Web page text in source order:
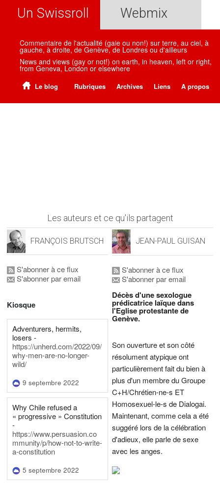
Un Swissroll Webmix
Commentaire de l'actualité (gaie ou non!) sur terre, au ciel, à
gauche, à droite, de Genève, de Londres ou d'ailleurs
News and views (gay or not!) on earth, in heaven, left or right,
from Geneva, London or elsewhere
Le blog Rubriques Archives Liens A propos
Les auteurs et ce qu'ils partagent
FRANÇOIS BRUTSCH
S'abonner à ce flux
S'abonner par email
Kiosque
Adventurers, hermits,
losers -
https://unherd.com/2022/09/
why-men-are-no-longer-
wild/
9 septembre 2022
Why Chile refused a
« progressive » Constitution
-
https://www.persuasion.co
mmunity/p/how-not-to-write-
a-constitution
5 septembre 2022
JEAN-PAUL GUISAN
S'abonner à ce flux
S'abonner par email
Décès d'une sexologue
prédicatrice laïque dans
l'Eglise protestante de
Genève.
Son ouverture et son côté
résolument atypique ont
particulièrement fait du bien à
plus d'un membre du Groupe
C+H/Chrétien-ne-s ET
Homosexuel-le-s de Dialogai.
Maintenant, comme cela a été
suggéré lors de la célébration
d'adieux, elle parle de sexe
avec les anges.